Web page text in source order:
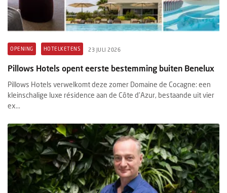
OPENING HOTELKETENS 23 JULI 2026
Pillows Hotels opent eerste bestemming buiten Benelux
Pillows Hotels verwelkomt deze zomer Domaine de Cocagne: een
kleinschalige luxe résidence aan de Côte d’Azur, bestaande uit vier
ex...